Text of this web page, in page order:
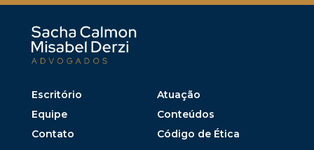
Escritório
Atuação
Equipe
Conteúdos
Contato
Código de Ética